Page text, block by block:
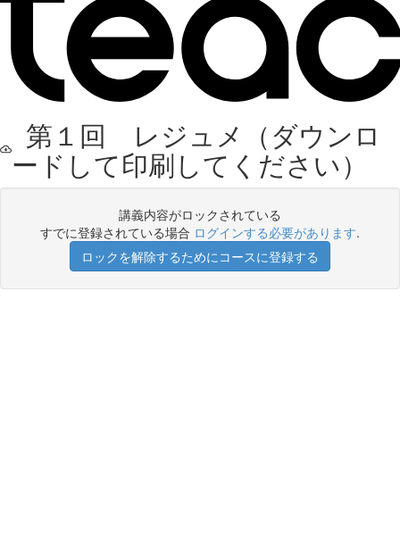
第１回 レジュメ（ダウンロ
ードして印刷してください）
講義内容がロックされている
すでに登録されている場合 ログインする必要があります.
ロックを解除するためにコースに登録する